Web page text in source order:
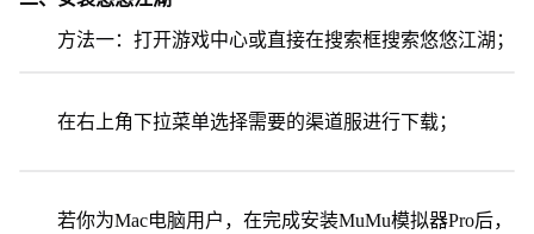
方法一：打开游戏中心或直接在搜索框搜索悠悠江湖；
在右上角下拉菜单选择需要的渠道服进行下载；
若你为Mac电脑用户，在完成安装MuMu模拟器Pro后，